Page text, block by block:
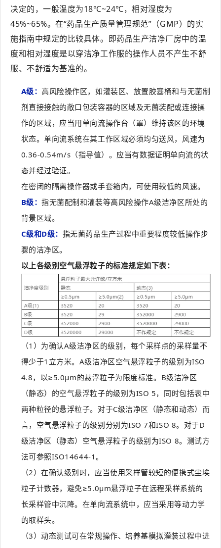
决定的，一般温度为18℃~24℃，相对湿度为
45%~65%。在“药品生产质量管理规范”（GMP）的实
施指南中规定的比较具体。即药品生产洁净厂房中的温
度和相对湿度是以穿洁净工作服的操作人员不产生不舒
服、不舒适为基准的。
A级：高风险操作区，如灌装区、放置胶塞桶和与无菌制
剂直接接触的敞口包装容器的区域及无菌装配或连接操
作的区域，应当用单向流操作台（罩）维持该区的环境
状态。单向流系统在其工作区域必须均匀送风，风速为
0.36-0.54m/s（指导值）。应当有数据证明单向流的状
态并经过验证。
在密闭的隔离操作器或手套箱内，可使用较低的风速。
B级：指无菌配制和灌装等高风险操作A级洁净区所处的
背景区域。
C级和D级： 指无菌药品生产过程中重要程度较低操作步
骤的洁净区。
以上各级别空气悬浮粒子的标准规定如下表：
（1）为确认A级洁净区的级别，每个采样点的采样量不
得少于1立方米。A级洁净区空气悬浮粒子的级别为ISO
4.8，以≥5.0μm的悬浮粒子为限度标准。B级洁净区
（静态）的空气悬浮粒子的级别为ISO 5，同时包括表中
两种粒径的悬浮粒子。对于C级洁净区（静态和动态）而
言，空气悬浮粒子的级别分别为ISO 7和ISO 8。对于D
级洁净区（静态）空气悬浮粒子的级别为ISO 8。测试方
法可参照ISO14644-1。
（2）在确认级别时，应当使用采样管较短的便携式尘埃
粒子计数器，避免≥5.0μm悬浮粒子在远程采样系统的
长采样管中沉降。在单向流系统中，应当采用等动力学
的取样头。
（3）动态测试可在常规操作、培养基模拟灌装过程中进